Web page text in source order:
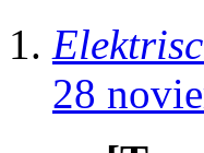
28